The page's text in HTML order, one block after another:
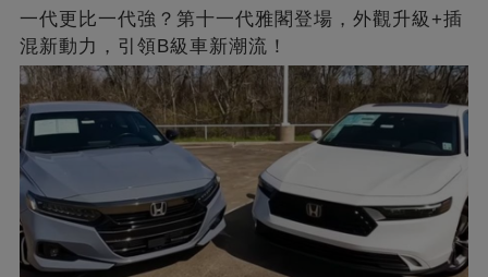
一代更比一代強？第十一代雅閣登場，外觀升級+插
混新動力，引領B級車新潮流！